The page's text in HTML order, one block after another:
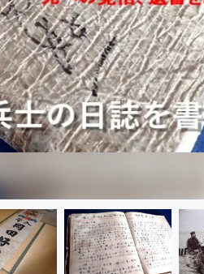
CAMPFIRE for Social
CAMPFIREふるさと